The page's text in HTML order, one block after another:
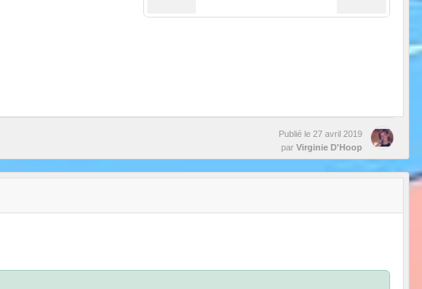
Publié le 27 avril 2019
par Virginie D'Hoop